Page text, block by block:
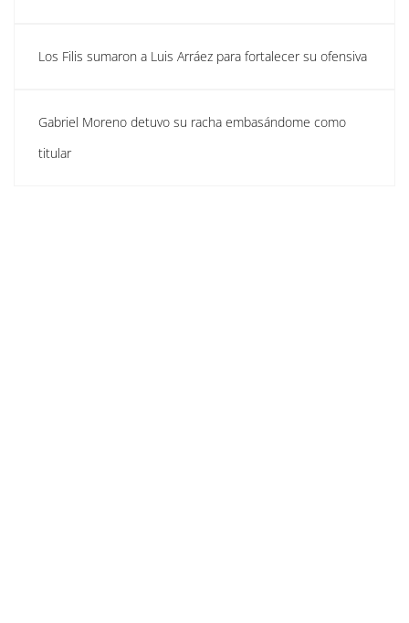
Los Filis sumaron a Luis Arráez para fortalecer su ofensiva
Gabriel Moreno detuvo su racha embasándome como
titular